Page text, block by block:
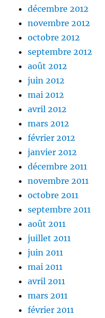
décembre 2012
novembre 2012
octobre 2012
septembre 2012
août 2012
juin 2012
mai 2012
avril 2012
mars 2012
février 2012
janvier 2012
décembre 2011
novembre 2011
octobre 2011
septembre 2011
août 2011
juillet 2011
juin 2011
mai 2011
avril 2011
mars 2011
février 2011